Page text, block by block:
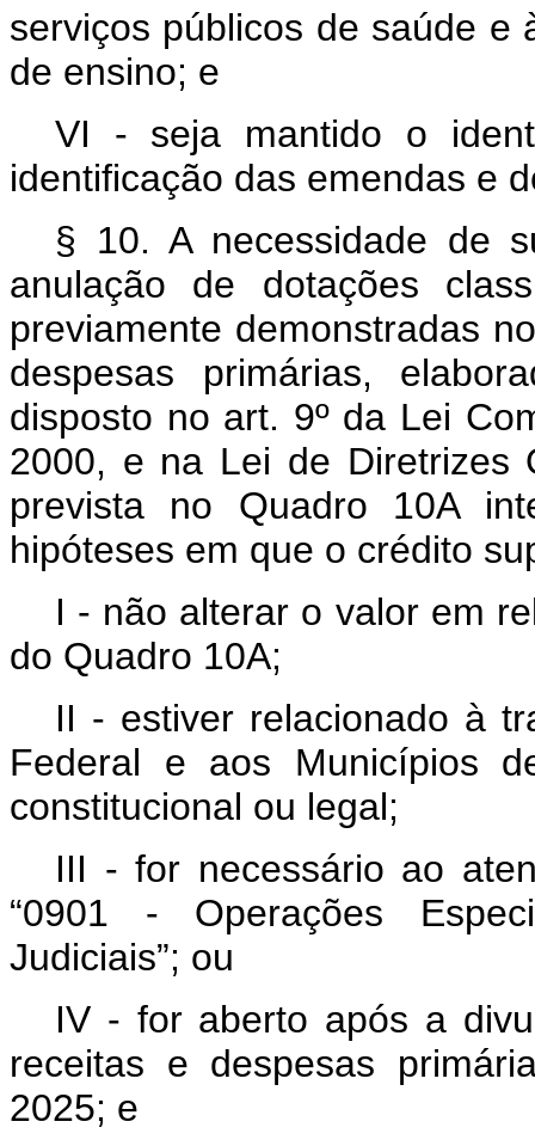
serviços públicos de saúde e
de ensino; e
VI - seja mantido o
identificação das emendas e
§ 10. A necessidade de
anulação de dotações
previamente demonstradas
despesas primárias,
disposto no art. 9º da Lei
2000, e na Lei de Diretrizes
prevista no Quadro 10A
hipóteses em que o crédito
I - não alterar o valor em
do Quadro 10A;
II - estiver relacionado à
Federal e aos Municípios
constitucional ou legal;
III - for necessário ao
“0901 - Operações
Judiciais”; ou
IV - for aberto após a
receitas e despesas
2025; e